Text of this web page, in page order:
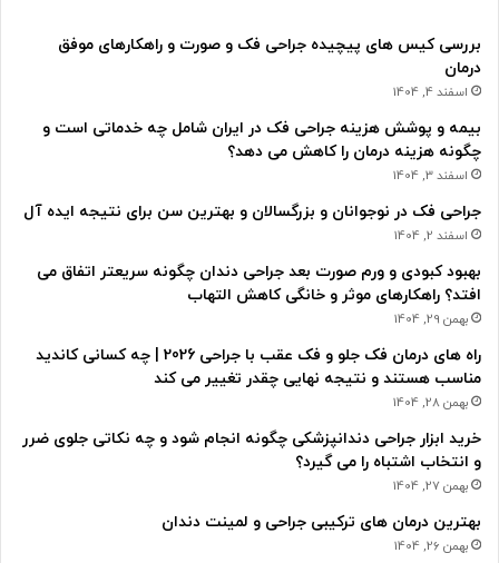
بررسی کیس های پیچیده جراحی فک و صورت و راهکارهای موفق
درمان
اسفند 4, 1404
بیمه و پوشش هزینه جراحی فک در ایران شامل چه خدماتی است و
چگونه هزینه درمان را کاهش می دهد؟
اسفند 3, 1404
جراحی فک در نوجوانان و بزرگسالان و بهترین سن برای نتیجه ایده آل
اسفند 2, 1404
بهبود کبودی و ورم صورت بعد جراحی دندان چگونه سریعتر اتفاق می
افتد؟ راهکارهای موثر و خانگی کاهش التهاب
بهمن 29, 1404
راه های درمان فک جلو و فک عقب با جراحی 2026 | چه کسانی کاندید
مناسب هستند و نتیجه نهایی چقدر تغییر می کند
بهمن 28, 1404
خرید ابزار جراحی دندانپزشکی چگونه انجام شود و چه نکاتی جلوی ضرر
و انتخاب اشتباه را می گیرد؟
بهمن 27, 1404
بهترین درمان های ترکیبی جراحی و لمینت دندان
بهمن 26, 1404